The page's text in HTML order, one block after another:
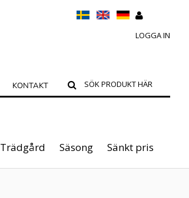
LOGGA IN
KONTAKT
Trädgård Säsong Sänkt pris